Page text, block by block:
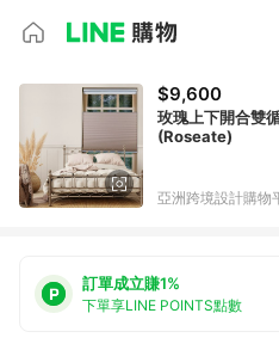
$9,600
玫瑰上下開合雙
(Roseate)
亞洲跨境設計購物
訂單成立賺1%
下單享LINE POINTS點數